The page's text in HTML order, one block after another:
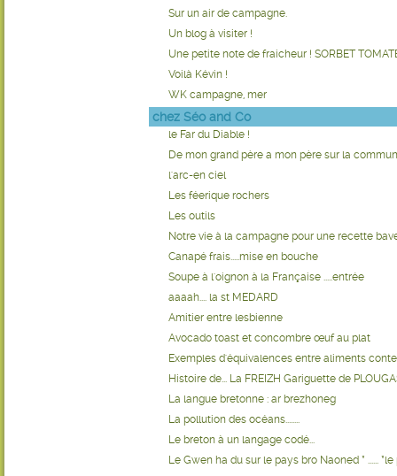
Sur un air de campagne.
Un blog à visiter !
Une petite note de fraicheur ! SORBET
Voilà Kévin !
WK campagne, mer
chez Séo and Co
le Far du Diable !
De mon grand père a mon père sur la
l'arc-en ciel
Les féerique rochers
Les outils
Notre vie à la campagne pour une recette
Canapé frais.....mise en bouche
Soupe à l'oignon à la Française .....entrée
aaaah.... la st MEDARD
Amitier entre lesbienne
Avocado toast et concombre œuf au plat
Exemples d'équivalences entre aliments
Histoire de... La FREIZH Gariguette de
La langue bretonne : ar brezhoneg
La pollution des océans........
Le breton à un langage codé...
Le Gwen ha du sur le pays bro Naoned * ......